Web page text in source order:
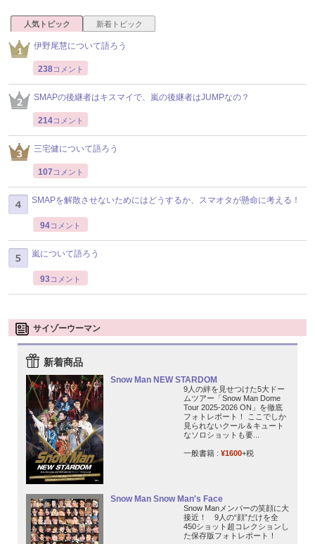
人気トピック 新着トピック
伊野尾慧について語ろう
238コメント
SMAPの後継者はキスマイで、嵐の後継者はJUMPなの？
214コメント
三宅健について語ろう
107 コメント
SMAPを解散させないためにはどうするか、スマオタが懸命に考える！
94コメント
嵐について語ろう
93コメント
サイゾーウーマン
新着商品
Snow Man NEW STARDOM
9人の絆を見せつけた5大ドー
ムツアー「Snow Man Dome
Tour 2025-2026 ON」を徹底
フォトレポート！ ここでしか
見られないクール＆キュート
なソロショットも要...
一般書籍 : ¥1600+税
Snow Man Snow Man's Face
Snow Manメンバーの笑顔に大
接近！ 9人の“顔”だけを全
450ショット超コレクションし
た保存版フォトレポート！